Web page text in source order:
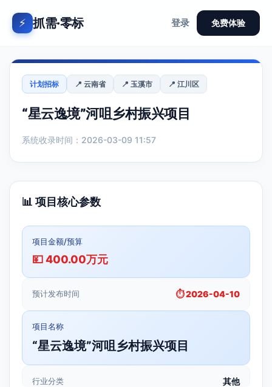
⚡ 抓需·零标 登录 免费体验
计划招标 📍 云南省 📍 玉溪市 📍 江川区
“星云逸境”河咀乡村振兴项目
系统收录时间：2026-03-09 11:57
📊 项目核心参数
项目金额/预算
💴 400.00万元
预计发布时间 ⏱️ 2026-04-10
项目名称
“星云逸境”河咀乡村振兴项目
行业分类 其他